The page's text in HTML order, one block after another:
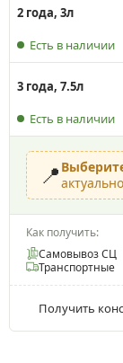
2 года, 3л
Есть в наличии
3 года, 7.5л
Есть в наличии
📍
Как получить:
Самовывоз СЦ
Транспортные
Получить